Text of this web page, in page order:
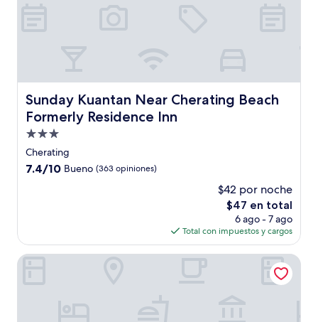
Sunday Kuantan Near Cherating Beach
Formerly Residence Inn
Sunday Kuantan Near Cherating Beach Formerly
Propiedad
de
3.0
Cherating
7.4
7.4/10 Bueno (363 opiniones)
$42 por noche
El
precio
actual
es
de
$47 en total
6 ago - 7 ago
Total con impuestos y cargos
Royale Chulan Cherating Chalet